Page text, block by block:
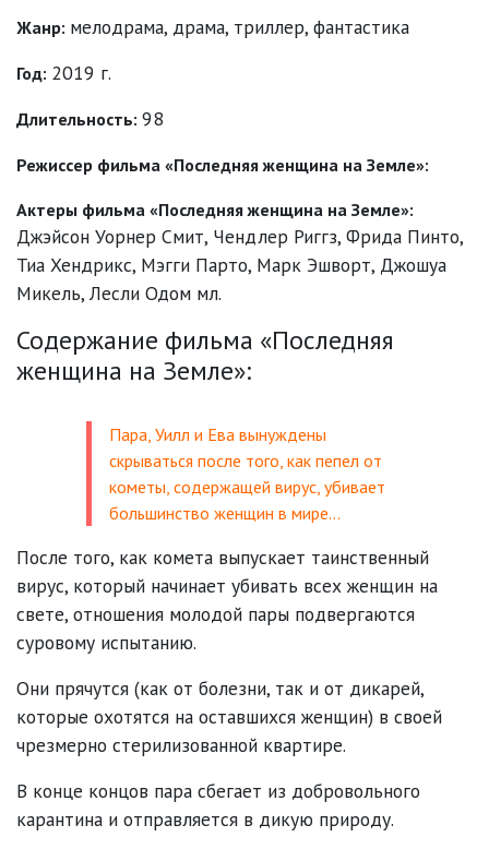
Жанр: мелодрама, драма, триллер, фантастика
Год: 2019 г.
Длительность: 98
Режиссер фильма «Последняя женщина на Земле»:
Актеры фильма «Последняя женщина на Земле»:
Джэйсон Уорнер Смит, Чендлер Риггз, Фрида Пинто,
Тиа Хендрикс, Мэгги Парто, Марк Эшворт, Джошуа
Микель, Лесли Одом мл.
Содержание фильма «Последняя
женщина на Земле»:
Пара, Уилл и Ева вынуждены
скрываться после того, как пепел от
кометы, содержащей вирус, убивает
большинство женщин в мире…
После того, как комета выпускает таинственный
вирус, который начинает убивать всех женщин на
свете, отношения молодой пары подвергаются
суровому испытанию.
Они прячутся (как от болезни, так и от дикарей,
которые охотятся на оставшихся женщин) в своей
чрезмерно стерилизованной квартире.
В конце концов пара сбегает из добровольного
карантина и отправляется в дикую природу.